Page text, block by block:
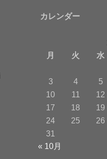
カレンダー
月
火 水
3
4 5
10
11 12
17
18 19
24
25 26
31
« 10月